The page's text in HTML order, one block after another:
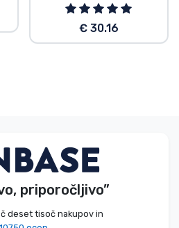
€ 30.16
priporočljivo”
deset tisoč nakupov in